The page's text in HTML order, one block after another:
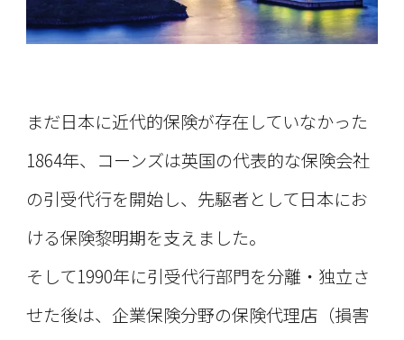
まだ日本に近代的保険が存在していなかった
1864年、コーンズは英国の代表的な保険会社
の引受代行を開始し、先駆者として日本にお
ける保険黎明期を支えました。
そして1990年に引受代行部門を分離・独立さ
せた後は、企業保険分野の保険代理店（損害